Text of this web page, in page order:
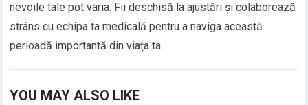
nevoile tale pot varia. Fii deschisă la ajustări și colaborează
strâns cu echipa ta medicală pentru a naviga această
perioadă importantă din viața ta.
YOU MAY ALSO LIKE